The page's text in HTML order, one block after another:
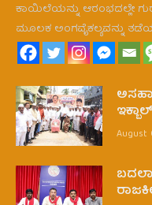
ಕಾಯಿಲೆಯನ್ನು ಆರಂಭದಲ್ಲೇ
ಮೂಲಕ ಅಂಗವೈಕಲ್ಯವನ್ನು
August